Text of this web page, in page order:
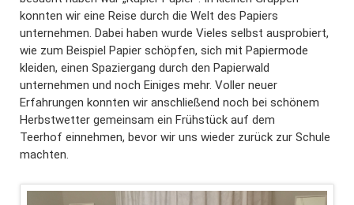
konnten wir eine Reise durch die Welt des Papiers
unternehmen. Dabei haben wurde Vieles selbst ausprobiert,
wie zum Beispiel Papier schöpfen, sich mit Papiermode
kleiden, einen Spaziergang durch den Papierwald
unternehmen und noch Einiges mehr. Voller neuer
Erfahrungen konnten wir anschließend noch bei schönem
Herbstwetter gemeinsam ein Frühstück auf dem
Teerhof einnehmen, bevor wir uns wieder zurück zur Schule
machten.